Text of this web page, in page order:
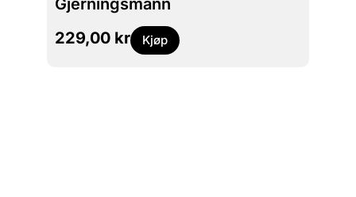
Gjerningsmann
229,00 kr Kjøp